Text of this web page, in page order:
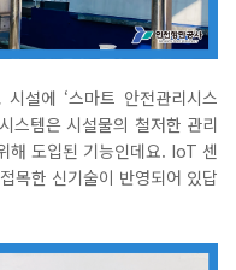
시설에 ‘스마트 안전관리시스
스템은 시설물의 철저한 관리
해 도입된 기능인데요. IoT센
목한 신기술이 반영되어 있답